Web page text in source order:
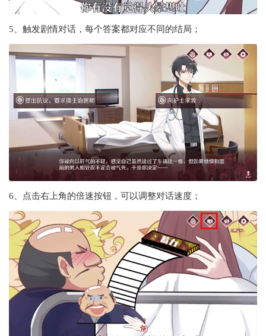
5、触发剧情对话，每个答案都对应不同的结局；
6、点击右上角的倍速按钮，可以调整对话速度；